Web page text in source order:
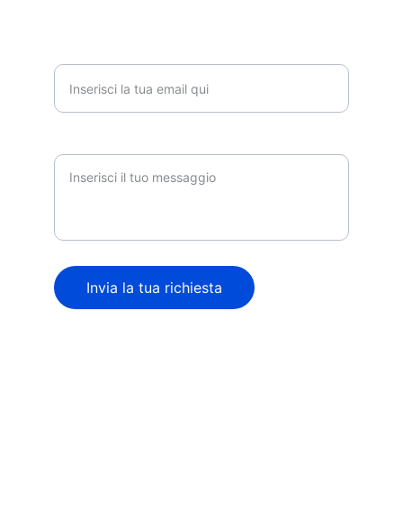
Invia la tua richiesta